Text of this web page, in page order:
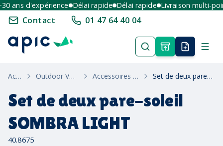
ans d'expérience Délai rapide Délai rapide Livraison multi-
Contact 01 47 64 40 04
Accueil Outdoor Velo Voiture Accessoires De Voiture Set de deux pare-soleil SOMBRA LIGHT
Set de deux pare-soleil
SOMBRA LIGHT
40.8675